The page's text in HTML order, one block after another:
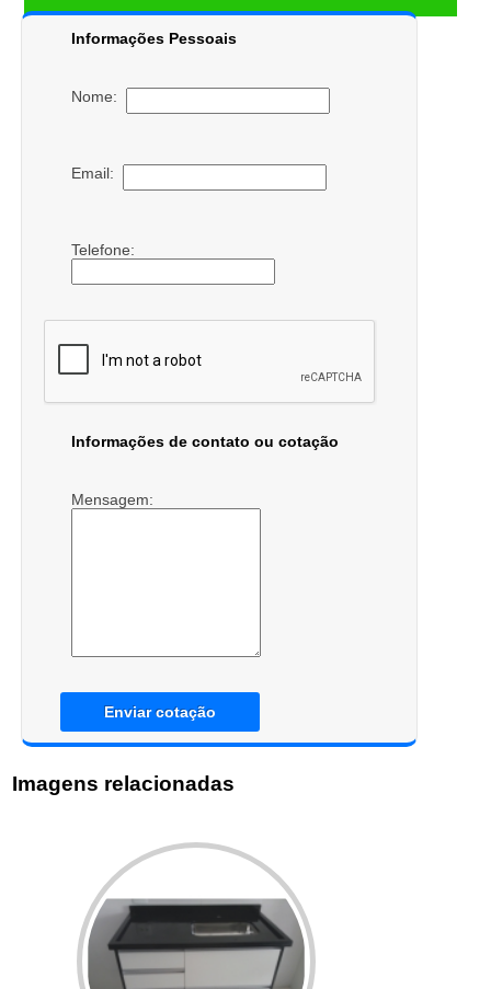
Informações Pessoais
Nome:
Email:
Telefone:
Informações de contato ou cotação
Mensagem:
Enviar cotação
Imagens relacionadas